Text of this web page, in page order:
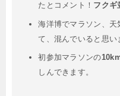
たとコメント！ フクギ
海洋博でマラソン、
て、混んでいると思い
初参加マラソンの
しんできます。